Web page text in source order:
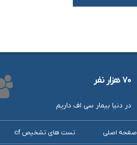
۷۰ هزار نفر
در دنیا بیمار سی اف داریم
صفحه اصلی تست های تشخیص cf